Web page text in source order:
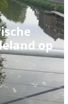
op